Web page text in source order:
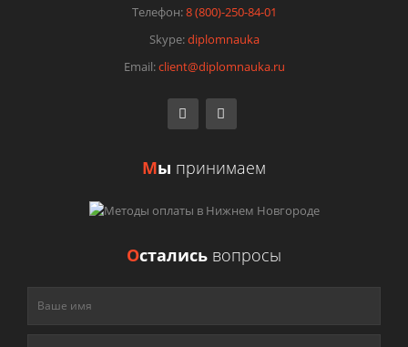
Телефон:8 (800)-250-84-01
Skype:diplomnauka
Email:client@diplomnauka.ru
Мы принимаем
Остались вопросы